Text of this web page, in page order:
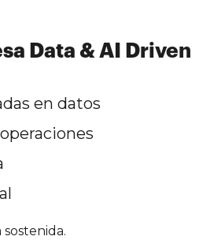
Data & AI Driven
en datos